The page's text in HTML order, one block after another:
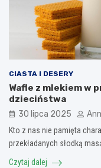
CIASTA I DESERY
Wafle z mlekiem w
dzieciństwa
30 lipca 2025
Kto z nas nie pamięta
przekładanych słodką
Czytaj dalej